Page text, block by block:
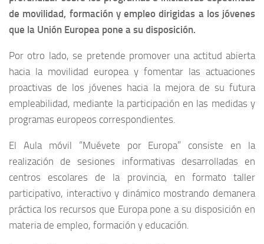
de movilidad, formación y empleo dirigidas a los jóvenes
que la Unión Europea pone a su disposición.
Por otro lado, se pretende promover una actitud abierta
hacia la movilidad europea y fomentar las actuaciones
proactivas de los jóvenes hacia la mejora de su futura
empleabilidad, mediante la participación en las medidas y
programas europeos correspondientes.
El Aula móvil “Muévete por Europa” consiste en la
realización de sesiones informativas desarrolladas en
centros escolares de la provincia, en formato taller
participativo, interactivo y dinámico mostrando demanera
práctica los recursos que Europa pone a su disposición en
materia de empleo, formación y educación.